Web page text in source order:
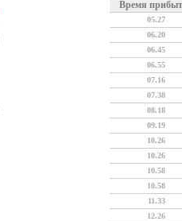
Время
05.27
06.20
06.45
06.55
07.16
07.38
08.18
09.19
10.26
10.26
10.58
10.58
11.33
12.26